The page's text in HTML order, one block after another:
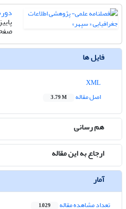
دوره 19،
پاییز
فایل ها
اصل مقاله
3.79 M
هم رسانی
ارجاع به این مقاله
آمار
تعداد مشاهده مقاله 1,029